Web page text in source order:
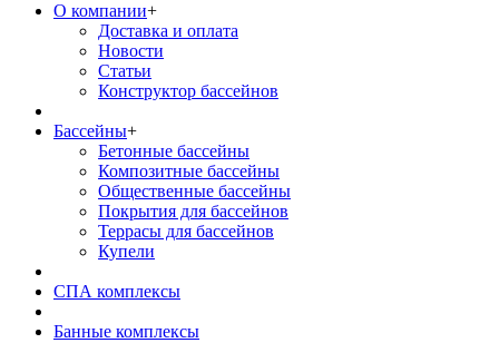
О компании+
Доставка и оплата
Новости
Статьи
Конструктор бассейнов
Бассейны+
Бетонные бассейны
Композитные бассейны
Общественные бассейны
Покрытия для бассейнов
Террасы для бассейнов
Купели
СПА комплексы
Банные комплексы